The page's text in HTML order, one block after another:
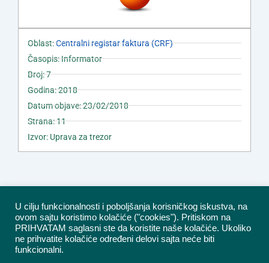
Oblast:Centralni registar faktura (CRF)
Časopis: Informator
Broj: 7
Godina: 2018
Datum objave: 23/02/2018
Strana: 11
Izvor: Uprava za trezor
U cilju funkcionalnosti i poboljšanja korisničkog iskustva, na
ovom sajtu koristimo kolačiće ("cookies"). Pritiskom na
PRIHVATAM saglasni ste da koristite naše kolačiće. Ukoliko
ne prihvatite kolačiće određeni delovi sajta neće biti
funkcionalni.